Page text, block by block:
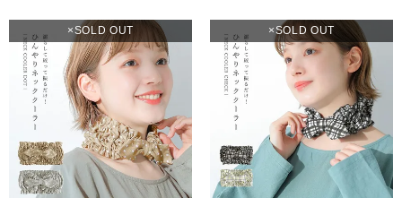
SOLD OUT SOLD OUT